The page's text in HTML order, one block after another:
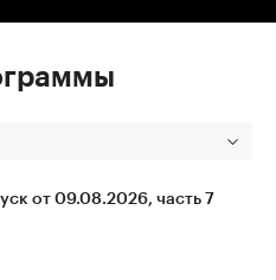
от 09.08.2026, часть 7